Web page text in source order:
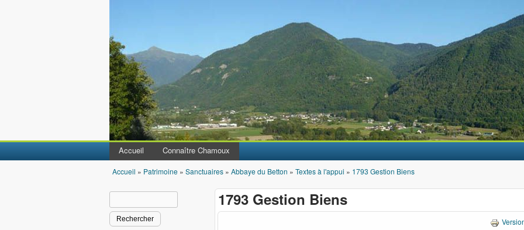
Accueil Connaître Chamoux
Vous êtes ici
Accueil » Patrimoine » Sanctuaires » Abbaye du Betton » Textes à l'appui » 1793 Gestion Biens
1793 Gestion Biens
Formulaire de recherche